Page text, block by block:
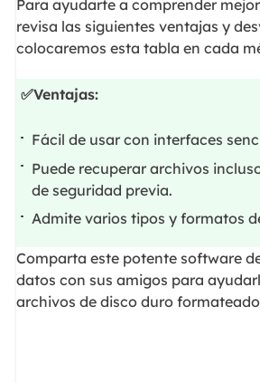
Para ayudarte a comprender
revisa las siguientes ventajas y
colocaremos esta tabla en cada
✅Ventajas:
Fácil de usar con interfaces
Puede recuperar archivos
de seguridad previa.
Admite varios tipos y formatos
Comparta este potente software
datos con sus amigos para
archivos de disco duro